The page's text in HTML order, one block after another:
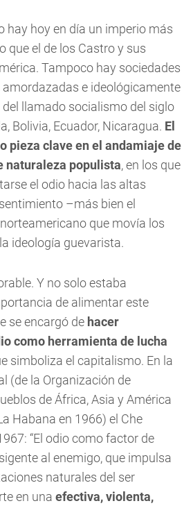
hay hoy en día un imperio más
que el de los Castro y sus
Tampoco hay sociedades
e ideológicamente
llamado socialismo del siglo
Bolivia, Ecuador, Nicaragua. El
pieza clave en el andamiaje de
naturaleza populista, en los que
el odio hacia las altas
–más bien el
que movía los
ideología guevarista.
Y no solo estaba
de alimentar este
se encargó de hacer
como herramienta de lucha
simboliza el capitalismo. En la
(de la Organización de
de África, Asia y América
Habana en 1966) el Che
“El odio como factor de
al enemigo, que impulsa
naturales del ser
en una efectiva, violenta,